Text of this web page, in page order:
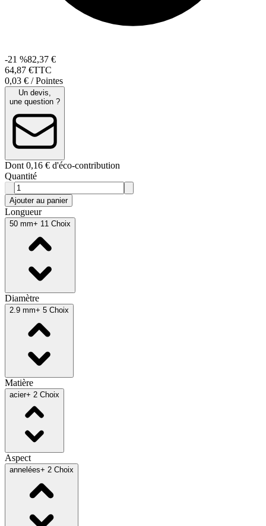
-21 %82,37 €
64,87 €TTC
0,03 € / Pointes
Un devis,
une question ?
Dont 0,16 € d'éco-contribution
Quantité
Ajouter au panier
Longueur
50 mm+ 11 Choix
Diamètre
2.9 mm+ 5 Choix
Matière
acier+ 2 Choix
Aspect
annelées+ 2 Choix